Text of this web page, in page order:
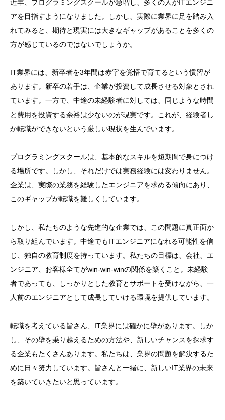
近年、プログラミングスクールが急増し、多くの人がITエンジニ
アを目指すようになりました。しかし、実際に業界に足を踏み入
れてみると、期待と現実には大きなギャップがあることを多くの
方が感じているのではないでしょうか。
IT業界には、新卒者を3年間は赤字を覚悟で育てるという慣習が
あります。新卒の若手は、企業が投資して成長させる対象とされ
ています。一方で、中途の未経験者に対しては、同じような時間
と費用を投資する余裕は少ないのが現実です。これが、経験者し
か転職ができないという厳しい現状を生んでいます。
プログラミングスクールは、基本的なスキルを短期間で身につけ
る場所です。しかし、それだけでは実務経験には変わりません。
企業は、実際の業務を経験したエンジニアを求める傾向にあり、
このギャップが転職を難しくしています。
しかし、私たちのような先進的な企業では、この問題に真正面か
ら取り組んでいます。中途でもITエンジニアになれる可能性を信
じ、独自の教育制度を持っています。私たちの目標は、会社、エ
ンジニア、お客様全てがwin-win-winの関係を築くこと。未経験
者であっても、しっかりとした教育とサポートを受けながら、一
人前のエンジニアとして成長していける環境を提供しています。
転職を考えている皆さん、IT業界には確かに壁があります。しか
し、その壁を乗り越えるための方法や、新しいチャンスを探求す
る企業もたくさんあります。私たちは、業界の問題を解決するた
めに日々努力しています。皆さんと一緒に、新しいIT業界の未来
を築いていきたいと思っています。